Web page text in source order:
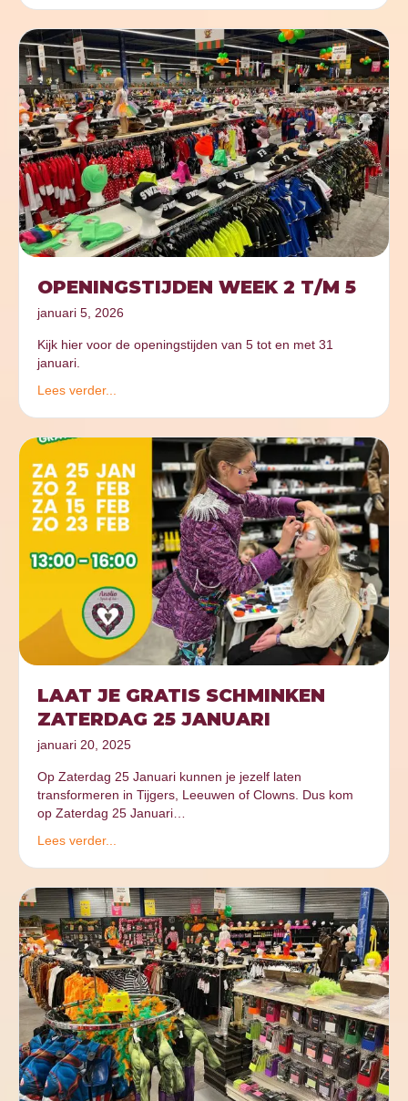
OPENINGSTIJDEN WEEK 2 T/M 5
januari 5, 2026
Kijk hier voor de openingstijden van 5 tot en met 31
januari.
Lees verder...
LAAT JE GRATIS SCHMINKEN
ZATERDAG 25 JANUARI
januari 20, 2025
Op Zaterdag 25 Januari kunnen je jezelf laten
transformeren in Tijgers, Leeuwen of Clowns. Dus kom
op Zaterdag 25 Januari…
Lees verder...